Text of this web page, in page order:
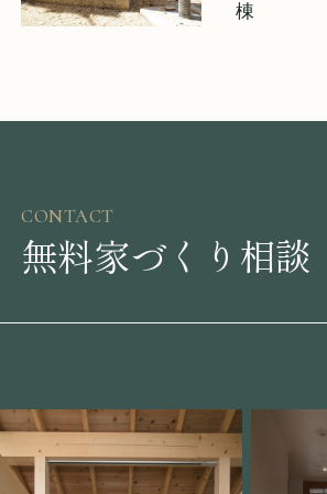
棟
CONTACT
無料家づくり相談